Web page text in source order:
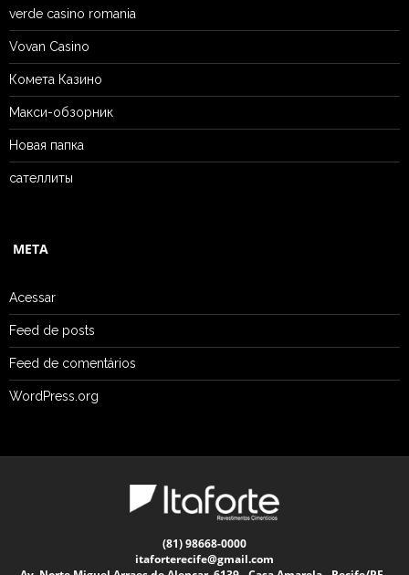
verde casino romania
Vovan Casino
Комета Казино
Макси-обзорник
Новая папка
сателлиты
META
Acessar
Feed de posts
Feed de comentários
WordPress.org
(81) 98668-0000
itaforterecife@gmail.com